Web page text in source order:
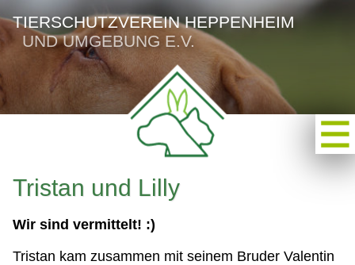
TIERSCHUTZVEREIN HEPPENHEIM
UND UMGEBUNG E.V.
Tristan und Lilly
Wir sind vermittelt! :)
Tristan kam zusammen mit seinem Bruder Valentin